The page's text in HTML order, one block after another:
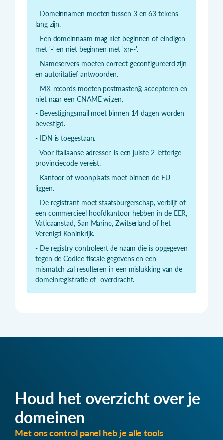
- Domeinnamen moeten tussen 3 en 63 tekens
lang zijn.
- Een domeinnaam mag niet beginnen of eindigen
met '-' en niet beginnen met 'xn--'.
- Nameservers moeten correct geconfigureerd zijn
en autoritatief antwoorden.
- MX-records moeten postmaster@ accepteren en
niet naar een CNAME wijzen.
- Bevestigingsmail moet binnen 14 dagen worden
bevestigd.
- IDN is toegestaan.
- Voor Italiaanse adressen is een juiste 2-letterige
provinciecode vereist.
- Kantoor of woonplaats moet binnen de EU
liggen.
- De registrant moet staatsburgerschap, verblijf of
een commercieel hoofdkantoor hebben in de EER,
Vaticaanstad, San Marino, Zwitserland of het
Verenigd Koninkrijk.
- De registry controleert de naam die is opgegeven
tegen de Codice fiscale gegevens en een
mismatch zal resulteren in een mislukking van de
domeinregistratie of -overdracht.
Houd het overzicht over je
domeinen
Met ons control panel heb je alle tools